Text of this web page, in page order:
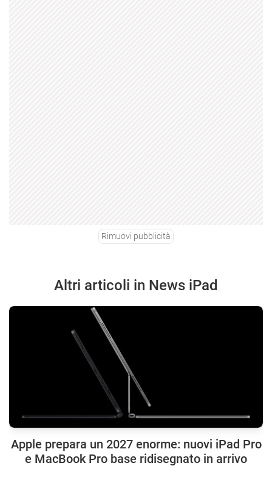
Rimuovi pubblicità
Altri articoli in News iPad
Apple prepara un 2027 enorme: nuovi iPad Pro
e MacBook Pro base ridisegnato in arrivo